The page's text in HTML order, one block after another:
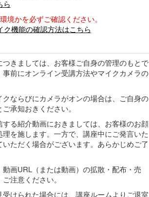
ら
境かを必ずご確認ください。
機能の確認方法はこちら
きましては、お客様ご自身の管理のもとで
前にオンライン受講方法やマイクカメラの
ならびにカメラがオンの場合は、ご自身の
承知おきください。
る紹介動画におきましては、お客様のお顔
を施します。一方で、講座中にご発言いた
ただく場合がございます。あらかじめご了
画URL（または動画）の拡散・配布・売
注意ください。
けられた場合には、講座ルームよりご退室